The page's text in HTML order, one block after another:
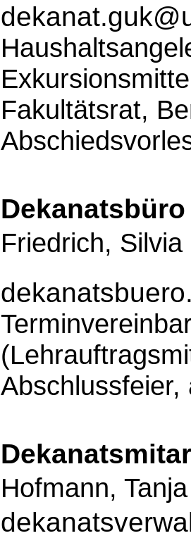
Fakultätsrat,
Dekanatsbüro
Friedrich, Silvia
Abschlussfeier,
Hofmann, Tanja